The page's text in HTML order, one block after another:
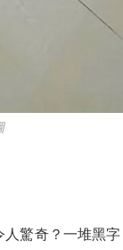
奇？一堆黑